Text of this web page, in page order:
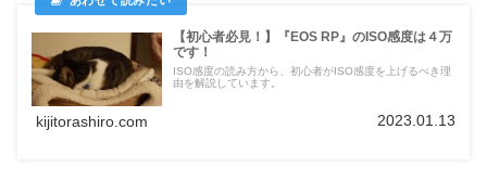
【初心者必見！】『EOS RP』のISO感度は４万
です！
ISO感度の読み方から、初心者がISO感度を上げるべき理
由を解説しています。
kijitorashiro.com 2023.01.13